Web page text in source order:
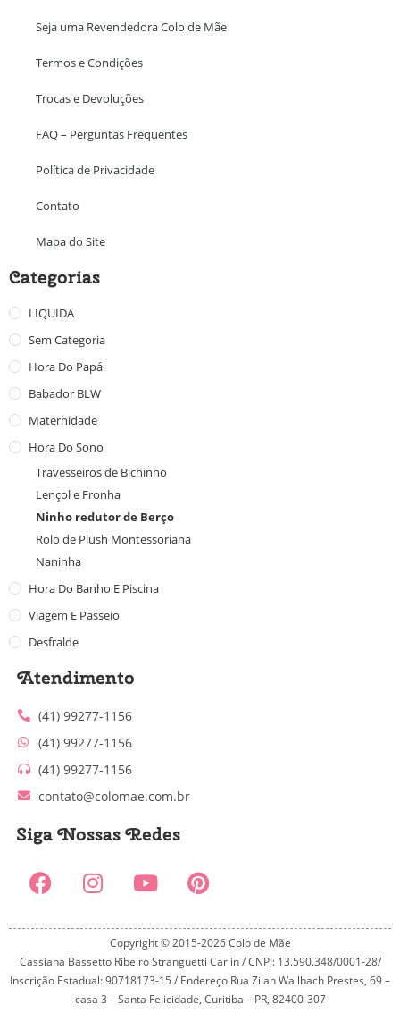
Seja uma Revendedora Colo de Mãe
Termos e Condições
Trocas e Devoluções
FAQ – Perguntas Frequentes
Política de Privacidade
Contato
Mapa do Site
Categorias
LIQUIDA
Sem Categoria
Hora Do Papá
Babador BLW
Maternidade
Hora Do Sono
Travesseiros de Bichinho
Lençol e Fronha
Ninho redutor de Berço
Rolo de Plush Montessoriana
Naninha
Hora Do Banho E Piscina
Viagem E Passeio
Desfralde
Atendimento
(41) 99277-1156
(41) 99277-1156
(41) 99277-1156
contato@colomae.com.br
Siga Nossas Redes
Copyright © 2015-2026 Colo de Mãe
Cassiana Bassetto Ribeiro Stranguetti Carlin / CNPJ: 13.590.348/0001-28/
Inscrição Estadual: 90718173-15 / Endereço Rua Zilah Wallbach Prestes, 69 –
casa 3 – Santa Felicidade, Curitiba – PR, 82400-307